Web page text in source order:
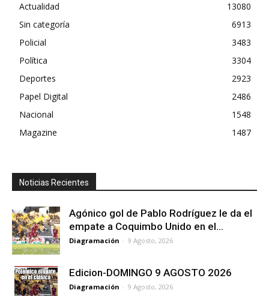
Actualidad
13080
Sin categoría
6913
Policial
3483
Política
3304
Deportes
2923
Papel Digital
2486
Nacional
1548
Magazine
1487
Noticias Recientes
Agónico gol de Pablo Rodríguez le da el
empate a Coquimbo Unido en el...
Diagramación - 9 Agosto, 2026
Edicion-DOMINGO 9 AGOSTO 2026
Diagramación - 9 Agosto, 2026